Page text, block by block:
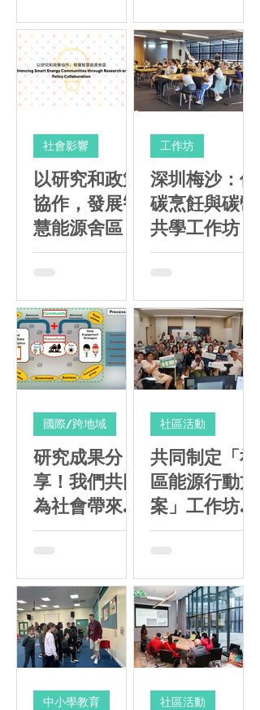
以研究和政策
協作，發展智
慧能源舍區
社會影響
深圳梅沙：低
碳烹飪與碳幣
共學工作坊
工作坊
研究成果分
享！我們共同
為社會帶來哪
些改變？
國際/跨地域
共同制定「社
區能源行動方
案」工作坊
（香港場）圓
社區活動
中小學教育 社區活動